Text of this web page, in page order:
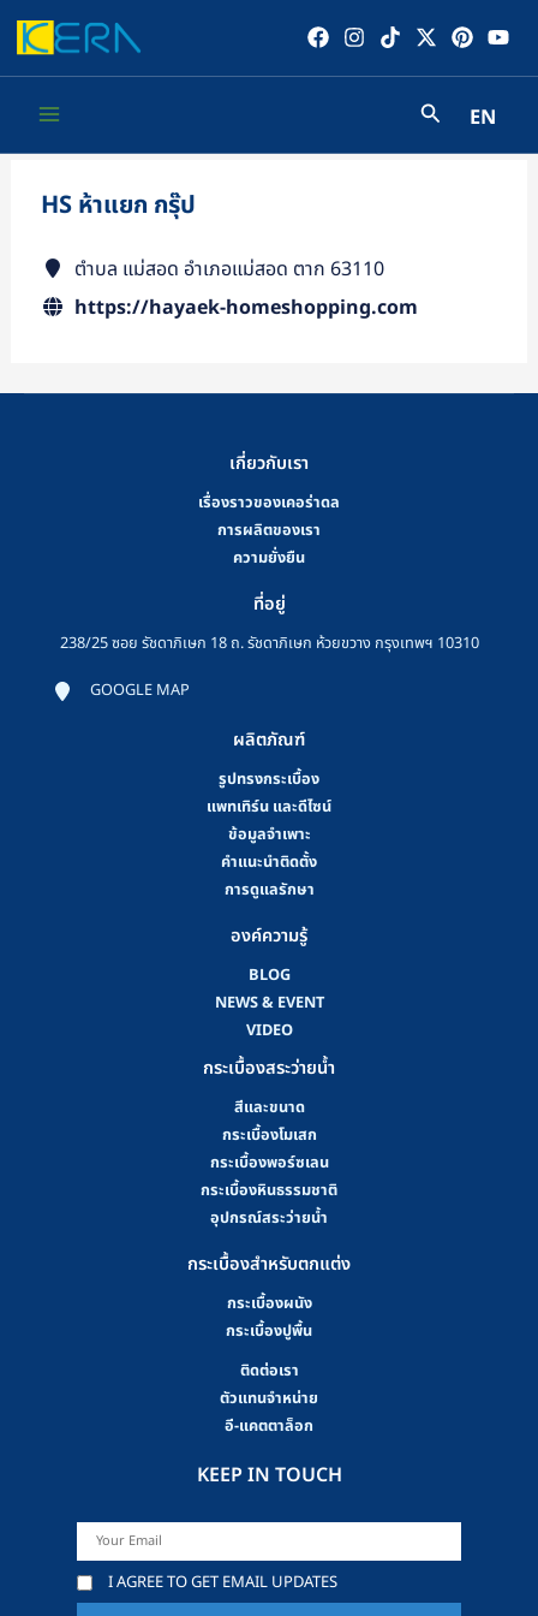
Skip
to
Menu
EN
HS ห้าแยก กรุ๊ป
ตำบล แม่สอด อำเภอแม่สอด ตาก 63110
https://hayaek-homeshopping.com
เกี่ยวกับเรา
เรื่องราวของเคอร่าดล
การผลิตของเรา
ความยั่งยืน
ที่อยู่
238/25 ซอย รัชดาภิเษก 18 ถ. รัชดาภิเษก ห้วยขวาง กรุงเทพฯ 10310
GOOGLE MAP
ผลิตภัณฑ์
รูปทรงกระเบื้อง
แพทเทิร์น และดีไซน์
ข้อมูลจำเพาะ
คําแนะนําติดตั้ง
การดูแลรักษา
องค์ความรู้
BLOG
NEWS & EVENT
VIDEO
กระเบื้องสระว่ายน้ำ
สีและขนาด
กระเบื้องโมเสก
กระเบื้องพอร์ซเลน
กระเบื้องหินธรรมชาติ
อุปกรณ์สระว่ายน้ำ
กระเบื้องสำหรับตกแต่ง
กระเบื้องผนัง
กระเบื้องปูพื้น
ติดต่อเรา
ตัวแทนจำหน่าย
อี-แคตตาล็อก
KEEP IN TOUCH
I AGREE TO GET EMAIL UPDATES